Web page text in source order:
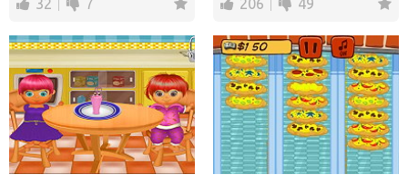
32 7 206 49